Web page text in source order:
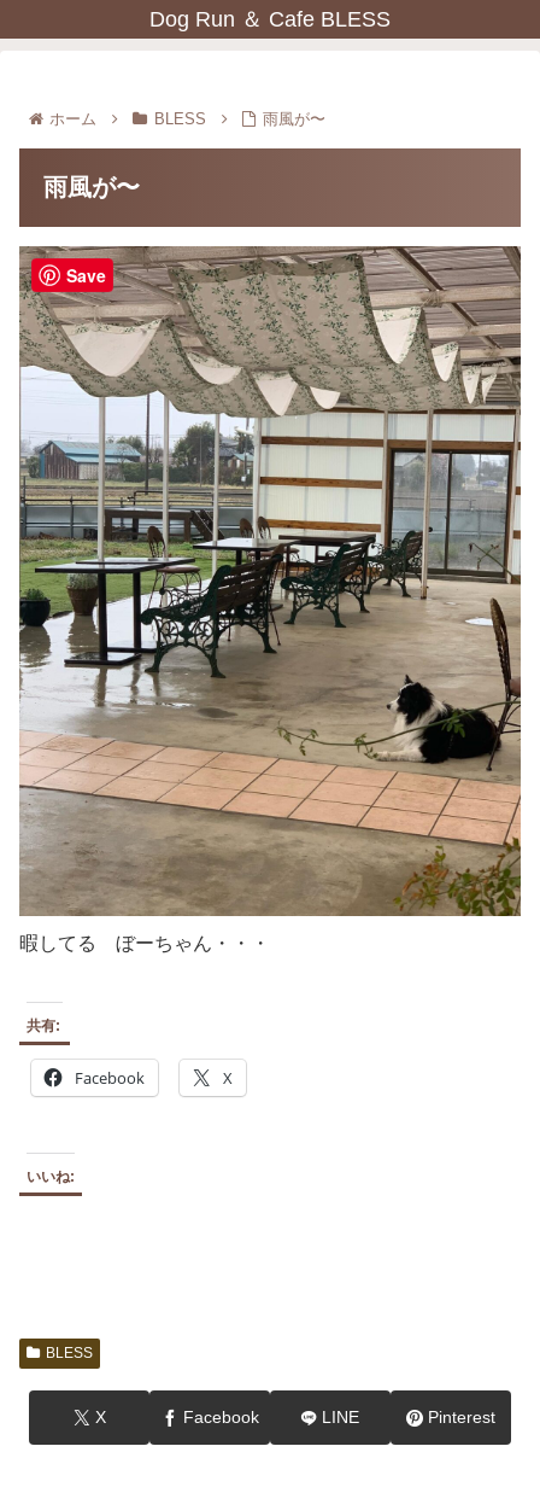
Dog Run ＆ Cafe BLESS
ホーム BLESS 雨風が〜
雨風が〜
暇してる ぼーちゃん・・・
共有:
Facebook X
いいね:
BLESS
X Facebook LINE Pinterest
Save